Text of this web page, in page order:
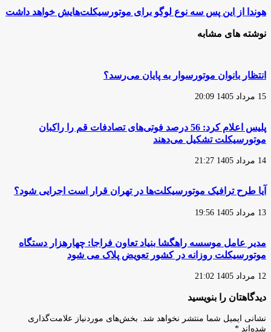
مدرس
دانشگاه
درباره
موتورسواری
هوندا
این
پس
لوگو
برای
موتورسیکلت‌هایش
خواهد
هوندا از این پس سه نوع لوگو برای موتورسیکلت‌هایش خواهد داشت
نوشته های مشابه
انتظار بانوان موتورسوار به پایان می‌رسد؟
15 مرداد 1405 20:09
پلیس اعلام کرد: 56 درصد فوتی‌های تصادفات قم را راکبان
موتورسیکلت تشکیل می‌دهند
14 مرداد 1405 21:27
آیا طرح ترافیک موتورسیکلت‌ها در تهران قرار است اجرایی شود؟
13 مرداد 1405 19:56
مدیر عامل موسسه راهگشا بنیاد تعاون فراجا: چهارهزار دستگاه
موتورسیکلت روزانه در کشور تعویض پلاک می شود
12 مرداد 1405 21:02
دیدگاهتان را بنویسید
نشانی ایمیل شما منتشر نخواهد شد. بخش‌های موردنیاز علامت‌گذاری
شده‌اند *